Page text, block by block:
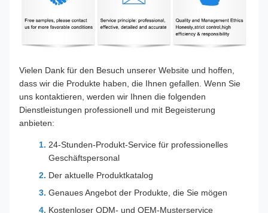
Vielen Dank für den Besuch unserer Website und hoffen,
dass wir die Produkte haben, die Ihnen gefallen. Wenn Sie
uns kontaktieren, werden wir Ihnen die folgenden
Dienstleistungen professionell und mit Begeisterung
anbieten:
24-Stunden-Produkt-Service für professionelles
Geschäftspersonal
Der aktuelle Produktkatalog
Genaues Angebot der Produkte, die Sie mögen
Kostenloser ODM- und OEM-Musterservice